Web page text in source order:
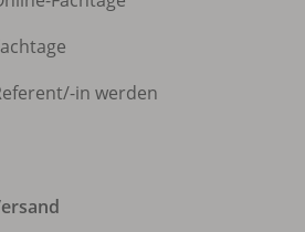
-in werden